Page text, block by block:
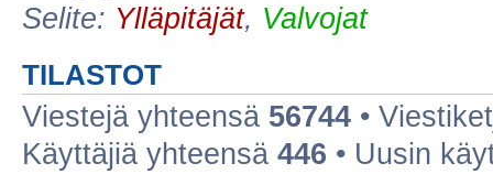
Selite: Ylläpitäjät, Valvojat
TILASTOT
Viestejä yhteensä 56744 •
Käyttäjiä yhteensä 446 • Uusin